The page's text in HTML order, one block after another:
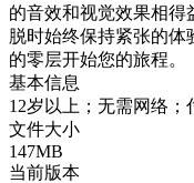
的音效和视觉效果相得
脱时始终保持紧张的体
的零层开始您的旅程。
基本信息
12岁以上；无需网络；
文件大小
147MB
当前版本